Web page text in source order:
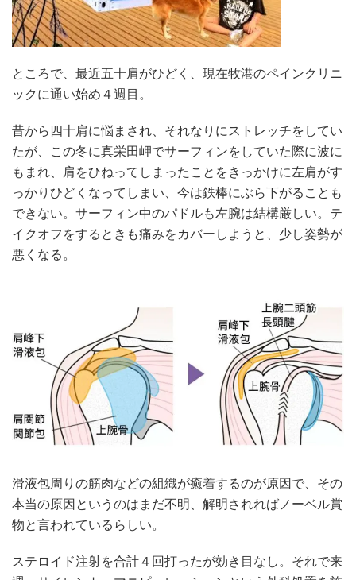
ところで、最近五十肩がひどく、現在牧港のペインクリニ
ックに通い始め４週目。
昔から四十肩に悩まされ、それなりにストレッチをしてい
たが、この冬に真栄田岬でサーフィンをしていた際に波に
もまれ、肩をひねってしまったことをきっかけに左肩がす
っかりひどくなってしまい、今は鉄棒にぶら下がることも
できない。サーフィン中のパドルも左腕は結構厳しい。テ
イクオフをするときも痛みをカバーしようと、少し姿勢が
悪くなる。
滑液包周りの筋肉などの組織が癒着するのが原因で、その
本当の原因というのはまだ不明、解明されればノーベル賞
物と言われているらしい。
ステロイド注射を合計４回打ったが効き目なし。それで来